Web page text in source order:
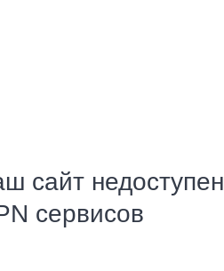
сайт недоступен
сервисов